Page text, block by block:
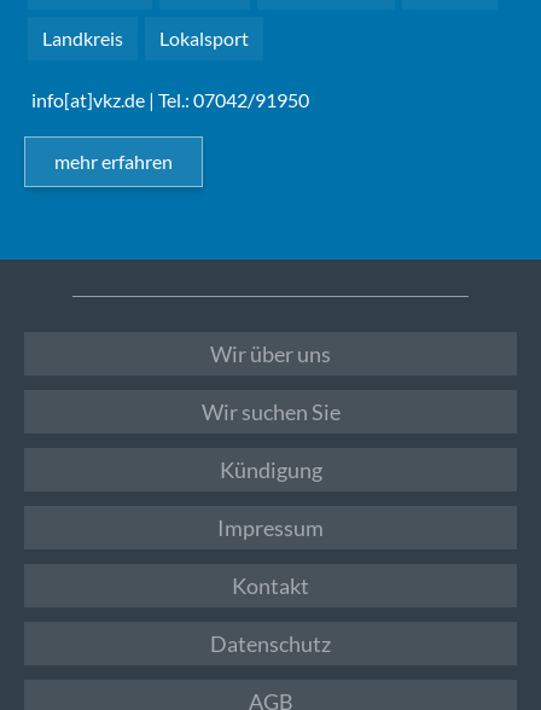
Landkreis Lokalsport
info[at]vkz.de | Tel.: 07042/91950
mehr erfahren
Wir über uns
Wir suchen Sie
Kündigung
Impressum
Kontakt
Datenschutz
AGB